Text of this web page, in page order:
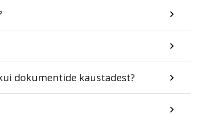
dokumentide kaustadest?